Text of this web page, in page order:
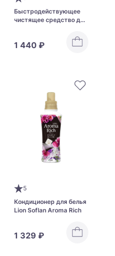
Быстродействующее
чистящее средство для
LION Look Plus Bathtub
Cleansing with Silver
1 440 ₽
5
Кондиционер для белья
Lion Soflan Aroma Rich
1 329 ₽